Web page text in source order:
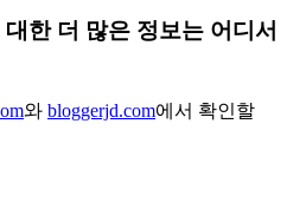
한 더 많은 정보는 어디서
와 bloggerjd.com에서 확인할